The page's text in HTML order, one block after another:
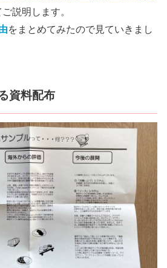
説明します。
をまとめてみたので見ていきまし
資料配布